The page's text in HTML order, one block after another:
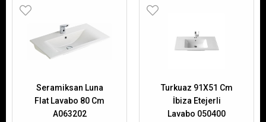
Seramiksan Luna
Flat Lavabo 80 Cm
A063202
Turkuaz 91X51 Cm
İbiza Etejerli
Lavabo 050400